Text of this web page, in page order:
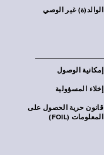
الوالد(ة) غير الوصي
إمكانية الوصول
إخلاء المسؤولية
قانون حرية الحصول على
المعلومات (FOIL)